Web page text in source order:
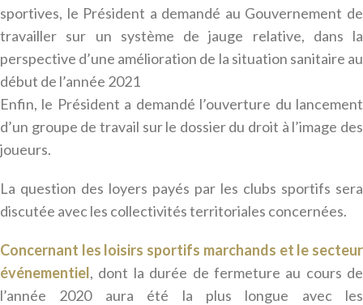
sportives, le Président a demandé au Gouvernement de
travailler sur un système de jauge relative, dans la
perspective d’une amélioration de la situation sanitaire au
début de l’année 2021
Enfin, le Président a demandé l’ouverture du lancement
d’un groupe de travail sur le dossier du droit à l’image des
joueurs.
La question des loyers payés par les clubs sportifs sera
discutée avec les collectivités territoriales concernées.
Concernant les loisirs sportifs marchands et le secteur
événementiel, dont la durée de fermeture au cours de
l’année 2020 aura été la plus longue avec les